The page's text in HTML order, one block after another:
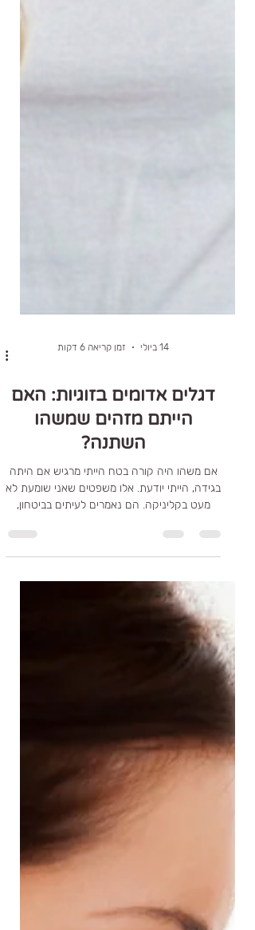
דגלים אדומים בזוגיות: האם
הייתם מזהים שמשהו
השתנה?
אם משהו היה קורה בטח הייתי מרגיש אם היתה
מעט בקליניקה. הם נאמרים לעיתים בביטחון,
ולעיתים דווקא מתוך חשש עמוק. כולנו רוצים
במערכת היחסים שלנו. אבל המציאות מורכבת
הרבה יותר. רוב האנשים אינם מפספסים את
הסימנים משום שהם תמימים או משום שאינם
ערניים. הם מפספסים אותם משום שהם בני אדם.
המוח שלנו בנוי להגן על תחושת הביטחון, לשמר
יציבות ולהימנע ממידע שעלול לערער את העולם